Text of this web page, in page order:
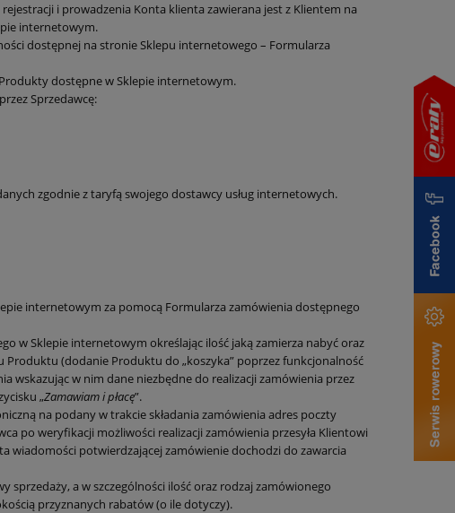
i prowadzenia Konta klienta zawierana jest z Klientem na
internetowym.
dostępnej na stronie Sklepu internetowego – Formularza
dostępne w Sklepie internetowym.
Sprzedawcę:
zgodnie z taryfą swojego dostawcy usług internetowych.
internetowym za pomocą Formularza zamówienia dostępnego
w Sklepie internetowym określając ilość jaką zamierza nabyć oraz
(dodanie Produktu do „koszyka” poprzez funkcjonalność
wskazując w nim dane niezbędne do realizacji zamówienia przez
„Zamawiam i płacę”.
na podany w trakcie składania zamówienia adres poczty
po weryfikacji możliwości realizacji zamówienia przesyła Klientowi
wiadomości potwierdzającej zamówienie dochodzi do zawarcia
a w szczególności ilość oraz rodzaj zamówionego
przyznanych rabatów (o ile dotyczy).